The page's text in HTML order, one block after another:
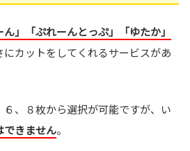
ん」「ぷれーんとっぷ」「ゆたか」
にカットをしてくれるサービスがあ
、８枚から選択が可能ですが、い
できません。